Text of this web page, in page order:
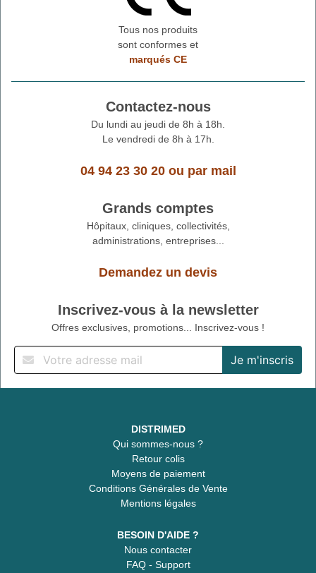
Tous nos produits
sont conformes et
marqués CE
Contactez-nous
Du lundi au jeudi de 8h à 18h.
Le vendredi de 8h à 17h.
04 94 23 30 20ou par mail
Grands comptes
Hôpitaux, cliniques, collectivités,
administrations, entreprises...
Demandez un devis
Inscrivez-vous à la newsletter
Offres exclusives, promotions... Inscrivez-vous !
DISTRIMED
Qui sommes-nous ?
Retour colis
Moyens de paiement
Conditions Générales de Vente
Mentions légales
BESOIN D'AIDE ?
Nous contacter
FAQ - Support